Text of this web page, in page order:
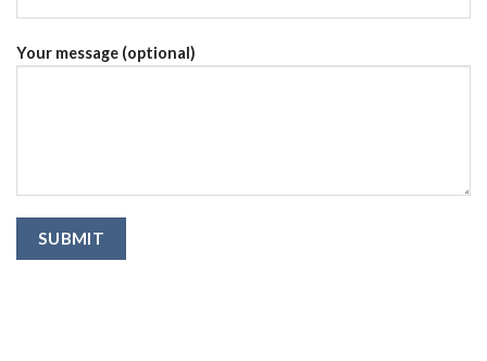
Your message (optional)